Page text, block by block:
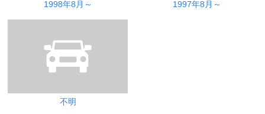
1998年8月～ 1997年8月～
不明